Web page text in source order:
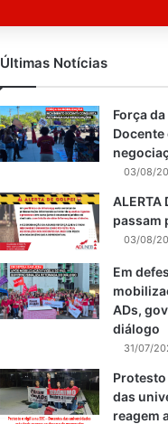
Últimas Notícias
Força
03/08/
ALERTA
passam
03/08/
Em
ADs,
diálogo
31/07/
Protesto
das
reagem